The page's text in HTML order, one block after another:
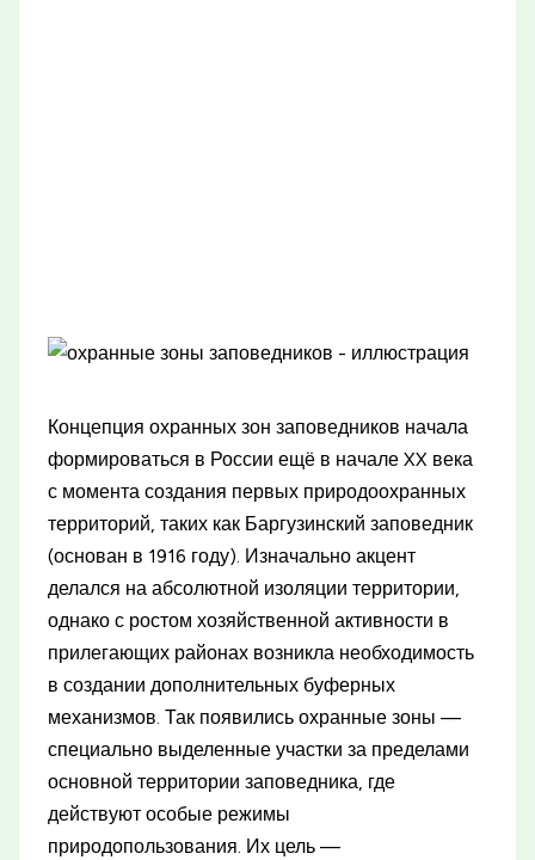
Концепция охранных зон заповедников начала
формироваться в России ещё в начале XX века
с момента создания первых природоохранных
территорий, таких как Баргузинский заповедник
(основан в 1916 году). Изначально акцент
делался на абсолютной изоляции территории,
однако с ростом хозяйственной активности в
прилегающих районах возникла необходимость
в создании дополнительных буферных
механизмов. Так появились охранные зоны —
специально выделенные участки за пределами
основной территории заповедника, где
действуют особые режимы
природопользования. Их цель —